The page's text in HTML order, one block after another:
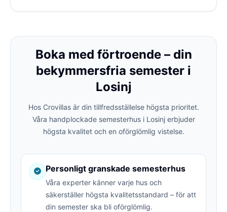
Boka med förtroende – din
bekymmersfria semester i
Losinj
Hos Crovillas är din tillfredsställelse högsta prioritet.
Våra handplockade semesterhus i Losinj erbjuder
högsta kvalitet och en oförglömlig vistelse.
Personligt granskade semesterhus
Våra experter känner varje hus och
säkerställer högsta kvalitetsstandard – för att
din semester ska bli oförglömlig.